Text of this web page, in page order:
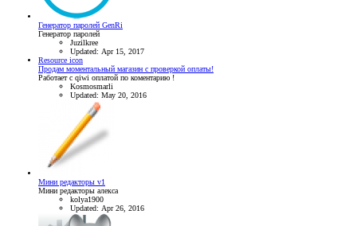
Генератор паролей GenRi
Генератор паролей
Juzilkree
Updated: Apr 15, 2017
Resource icon
Продам моментальный магазин с проверкой оплаты!
Работает с qiwi оплатой по коментарию !
Kosmosmarli
Updated: May 20, 2016
Мини редакторы v1
Мини редакторы алекса
kolya1900
Updated: Apr 26, 2016